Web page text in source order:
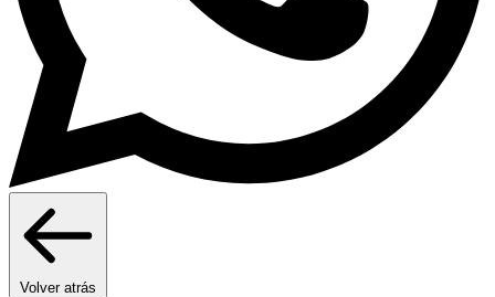
Volver atrás